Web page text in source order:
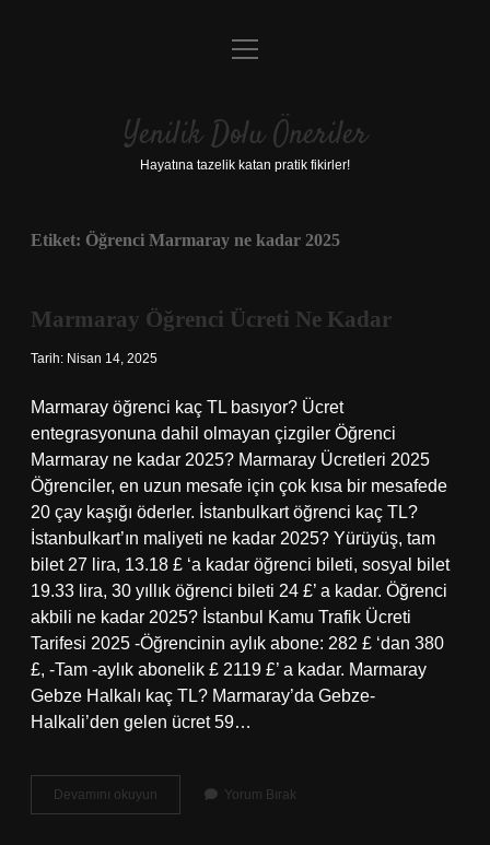
Anasayfa
Yasal Uyarı
menüyü
Yenilik Dolu Öneriler
Hayatına tazelik katan pratik fikirler!
Etiket: Öğrenci Marmaray ne kadar 2025
Marmaray Öğrenci Ücreti Ne Kadar
Tarih: Nisan 14, 2025
Marmaray öğrenci kaç TL basıyor? Ücret
entegrasyonuna dahil olmayan çizgiler Öğrenci
Marmaray ne kadar 2025? Marmaray Ücretleri 2025
Öğrenciler, en uzun mesafe için çok kısa bir mesafede
20 çay kaşığı öderler. İstanbulkart öğrenci kaç TL?
İstanbulkart’ın maliyeti ne kadar 2025? Yürüyüş, tam
bilet 27 lira, 13.18 £ ‘a kadar öğrenci bileti, sosyal bilet
19.33 lira, 30 yıllık öğrenci bileti 24 £’ a kadar. Öğrenci
akbili ne kadar 2025? İstanbul Kamu Trafik Ücreti
Tarifesi 2025 -Öğrencinin aylık abone: 282 £ ‘dan 380
£, -Tam -aylık abonelik £ 2119 £’ a kadar. Marmaray
Gebze Halkalı kaç TL? Marmaray’da Gebze-
Halkali’den gelen ücret 59…
Devamını okuyun Marmaray
Öğrenci
Yorum Bırak